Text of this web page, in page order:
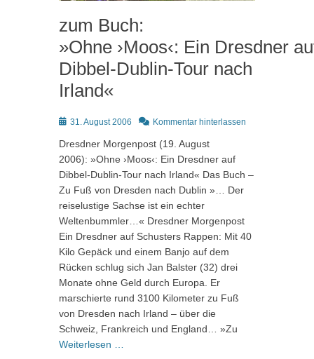
zum Buch:
»Ohne ›Moos‹: Ein Dresdner
Dibbel-Dublin-Tour nach
Irland«
Posted
31. August 2006 Kommentar hinterlassen
Dresdner Morgenpost (19. August
2006): »Ohne ›Moos‹: Ein Dresdner auf
Dibbel-Dublin-Tour nach Irland« Das Buch –
Zu Fuß von Dresden nach Dublin »… Der
reiselustige Sachse ist ein echter
Weltenbummler…« Dresdner Morgenpost
Ein Dresdner auf Schusters Rappen: Mit 40
Kilo Gepäck und einem Banjo auf dem
Rücken schlug sich Jan Balster (32) drei
Monate ohne Geld durch Europa. Er
marschierte rund 3100 Kilometer zu Fuß
von Dresden nach Irland – über die
Schweiz, Frankreich und England… »Zu
Weiterlesen …